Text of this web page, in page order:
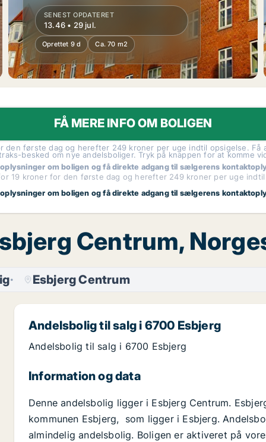
SENEST OPDATERET
13.46 • 29 jul.
Oprettet 9 d Ca. 70 m2
FÅ MERE INFO OM BOLIGEN
den første dag og herefter 249 kroner per uge indtil opsigelse.
besked om nye andelsboliger. Tryk på knappen for at komme
oplysninger om boligen og få direkte adgang til sælgerens
19 kroner for den første dag og herefter 249 kroner per uge
oplysninger om boligen og få direkte adgang til sælgerens
Centrum,
Esbjerg Centrum
Andelsbolig til salg i 6700 Esbjerg
Andelsbolig til salg i 6700 Esbjerg
Information og data
Denne andelsbolig ligger i Esbjerg Centrum.
kommunen Esbjerg, som ligger i Esbjerg.
almindelig andelsbolig. Boligen er aktiveret på